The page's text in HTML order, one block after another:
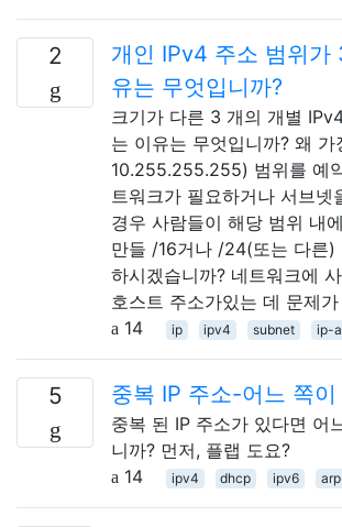
2
개인 IPv4 주소 범위가
유는 무엇입니까?
크기가 다른 3 개의 개별
는 이유는 무엇입니까? 왜
10.255.255.255) 범위를 예
트워크가 필요하거나 서브넷
경우 사람들이 해당 범위 내
만들 /16거나 /24(또는 다른)
하시겠습니까? 네트워크에
호스트 주소가있는 데 문제
14
ip ipv4 subnet ip-
5 중복 IP 주소-어느 쪽이
중복 된 IP 주소가 있다면 어
니까? 먼저, 플랩 도요?
14
ipv4 dhcp ipv6 arp